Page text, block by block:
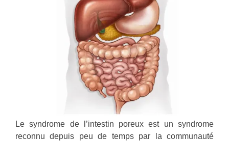
Le syndrome de l’intestin poreux est un syndrome
reconnu depuis peu de temps par la communauté